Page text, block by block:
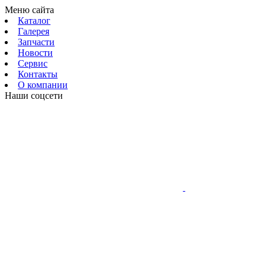
Меню сайта
Каталог
Галерея
Запчасти
Новости
Сервис
Контакты
О компании
Наши соцсети